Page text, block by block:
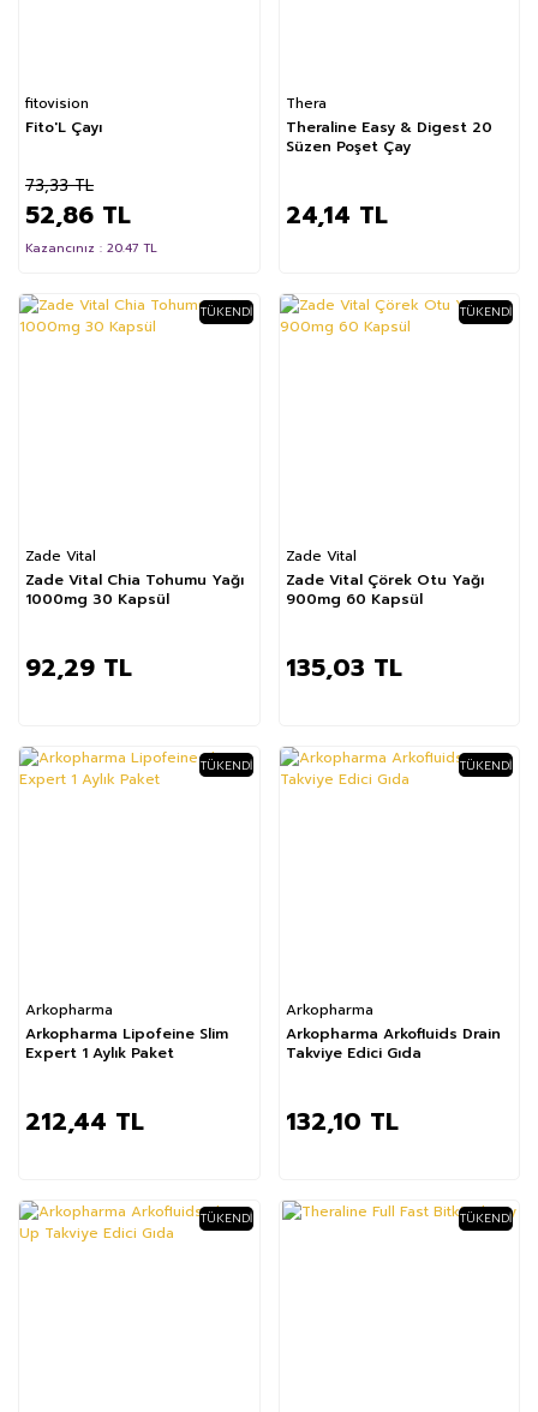
fitovision
Fito'L Çayı
52,86 TL
73,33 TL
Kazancınız : 20.47 TL
Thera
Theraline Easy & Digest 20
Süzen Poşet Çay
24,14 TL
TÜKENDI
Zade Vital
Zade Vital Chia Tohumu Yağı
1000mg 30 Kapsül
92,29 TL
TÜKENDI
Zade Vital
Zade Vital Çörek Otu Yağı
900mg 60 Kapsül
135,03 TL
TÜKENDI
Arkopharma
Arkopharma Lipofeine Slim
Expert 1 Aylık Paket
212,44 TL
TÜKENDI
Arkopharma
Arkopharma Arkofluids Drain
Takviye Edici Gıda
132,10 TL
TÜKENDI TÜKENDI